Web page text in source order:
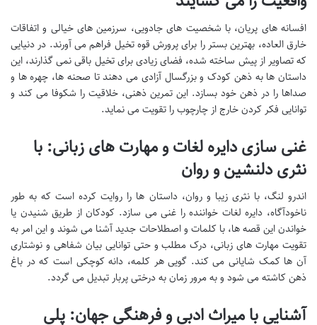
افسانه های پریان، با شخصیت های جادویی، سرزمین های خیالی و اتفاقات
خارق العاده، بهترین بستر را برای پرورش قوه تخیل فراهم می آورند. در دنیایی
که تصاویر از پیش ساخته شده، فضای زیادی برای تخیل باقی نمی گذارند، این
داستان ها به ذهن کودک و بزرگسال آزادی می دهند تا صحنه ها، چهره ها و
صداها را در ذهن خود بسازد. این تمرین ذهنی، خلاقیت را شکوفا می کند و
توانایی فکر کردن خارج از چارچوب را تقویت می نماید.
غنی سازی دایره لغات و مهارت های زبانی: با
نثری دلنشین و روان
اندرو لنگ، با نثری زیبا و روان، داستان ها را روایت کرده است که به طور
ناخودآگاه، دایره لغات خواننده را غنی می سازد. کودکان از طریق شنیدن یا
خواندن این قصه ها، با کلمات و اصطلاحات جدید آشنا می شوند و این امر به
تقویت مهارت های زبانی، درک مطلب و حتی توانایی بیان شفاهی و نوشتاری
آن ها کمک شایانی می کند. گویی هر کلمه، دانه کوچکی است که در باغ
ذهن کاشته می شود و به مرور زمان به درختی پربار تبدیل می گردد.
آشنایی با میراث ادبی و فرهنگی جهان: پلی